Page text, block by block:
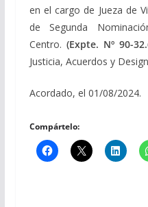
en el cargo de Jueza de
de Segunda
Centro. (Expte. Nº 90-
Justicia, Acuerdos y
Acordado, el 01/08/2024.
Compártelo: